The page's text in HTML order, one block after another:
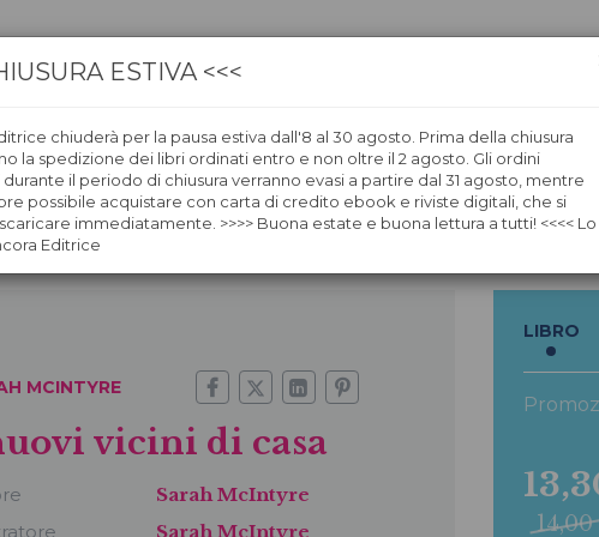
LIBRERIE ÀNCORAWOW
MCINTYRE
vicini di casa
Sarah McIntyre
Sarah McIntyre
LIBRO
ESTIVA <<<
chiuderà per la pausa estiva dall'8 al 30 agosto. Prima della chiusura
la spedizione dei libri ordinati entro e non oltre il 2 agosto. Gli ordini
il periodo di chiusura verranno evasi a partire dal 31 agosto, mentre
possibile acquistare con carta di credito ebook e riviste digitali, che si
immediatamente. >>>> Buona estate e buona lettura a tutti! <<<< Lo
Editrice